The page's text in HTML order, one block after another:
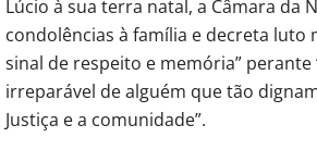
Lúcio à sua terra natal, a Câmara da
condolências à família e decreta luto
sinal de respeito e memória” perante
irreparável de alguém que tão
Justiça e a comunidade”.